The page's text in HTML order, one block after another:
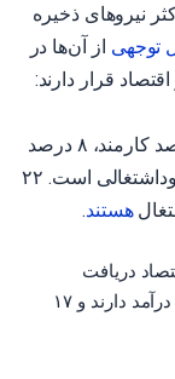
نیروهای ذخیره
توجهی از آن‌ها در
قرار دارند:
وضعیت اشتغال نیروهای ذخیره شامل ۶۵ درصد کارمند، ۸ درصد
خوداشتغال و ۵ درصد ترکیبی از کارمندی و خوداشتغالی است. ۲۲
هستند.
دریافت
می‌کنند. ۲۸ درصد بین حداقل دستمزد و میانگین درآمد دارند و ۱۷